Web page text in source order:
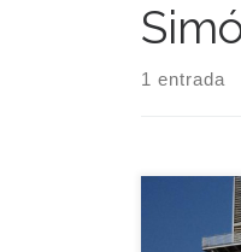
1 entrada
La